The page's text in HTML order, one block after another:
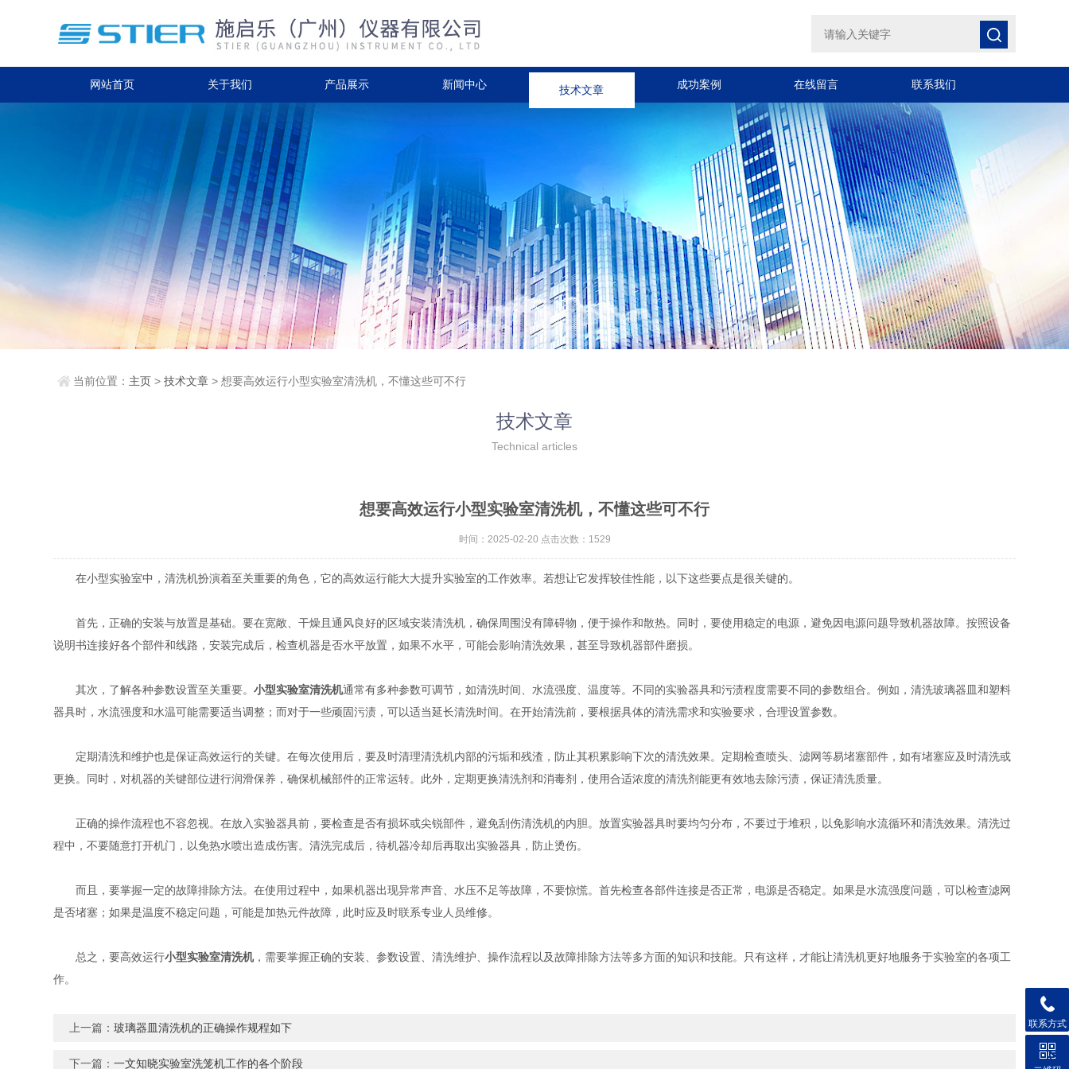
网站首页 关于我们 产品展示 新闻中心 技术文章 成功案例 在线留言 联系我们
当前位置： 主页 >技术文章 > 想要高效运行小型实验室清洗机，不懂这些可不行
技术文章
Technical articles
想要高效运行小型实验室清洗机，不懂这些可不行
时间：2025-02-20 点击次数：1529
在小型实验室中，清洗机扮演着至关重要的角色，它的高效运行能大大提升实验室的工作效率。若想让它发挥较佳性能，以下这些要点是很关键的。
首先，正确的安装与放置是基础。要在宽敞、干燥且通风良好的区域安装清洗机，确保周围没有障碍物，便于操作和散热。同时，要使用稳定的电源，避免因电源问题导致机器故障。按照设备
说明书连接好各个部件和线路，安装完成后，检查机器是否水平放置，如果不水平，可能会影响清洗效果，甚至导致机器部件磨损。
其次，了解各种参数设置至关重要。小型实验室清洗机通常有多种参数可调节，如清洗时间、水流强度、温度等。不同的实验器具和污渍程度需要不同的参数组合。例如，清洗玻璃器皿和塑料
器具时，水流强度和水温可能需要适当调整；而对于一些顽固污渍，可以适当延长清洗时间。在开始清洗前，要根据具体的清洗需求和实验要求，合理设置参数。
定期清洗和维护也是保证高效运行的关键。在每次使用后，要及时清理清洗机内部的污垢和残渣，防止其积累影响下次的清洗效果。定期检查喷头、滤网等易堵塞部件，如有堵塞应及时清洗或
更换。同时，对机器的关键部位进行润滑保养，确保机械部件的正常运转。此外，定期更换清洗剂和消毒剂，使用合适浓度的清洗剂能更有效地去除污渍，保证清洗质量。
正确的操作流程也不容忽视。在放入实验器具前，要检查是否有损坏或尖锐部件，避免刮伤清洗机的内胆。放置实验器具时要均匀分布，不要过于堆积，以免影响水流循环和清洗效果。清洗过
程中，不要随意打开机门，以免热水喷出造成伤害。清洗完成后，待机器冷却后再取出实验器具，防止烫伤。
而且，要掌握一定的故障排除方法。在使用过程中，如果机器出现异常声音、水压不足等故障，不要惊慌。首先检查各部件连接是否正常，电源是否稳定。如果是水流强度问题，可以检查滤网
是否堵塞；如果是温度不稳定问题，可能是加热元件故障，此时应及时联系专业人员维修。
总之，要高效运行小型实验室清洗机，需要掌握正确的安装、参数设置、清洗维护、操作流程以及故障排除方法等多方面的知识和技能。只有这样，才能让清洗机更好地服务于实验室的各项工
作。
上一篇：玻璃器皿清洗机的正确操作规程如下
下一篇：一文知晓实验室洗笼机工作的各个阶段
联系方式